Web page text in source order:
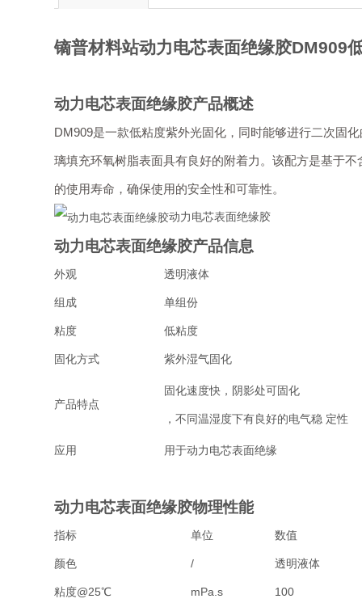
镝普材料站动力电芯表面绝缘胶DM909
动力电芯表面绝缘胶产品概述
DM909是一款低粘度紫外光固化，同时能够进行二次固
璃填充环氧树脂表面具有良好的附着力。该配方是基于
的使用寿命，确保使用的安全性和可靠性。
动力电芯表面绝缘胶
动力电芯表面绝缘胶产品信息
外观 透明液体
组成 单组份
粘度 低粘度
固化方式 紫外湿气固化
产品特点
固化速度快，阴影处可固化
，不同温湿度下有良好的电气稳 定性
应用 用于动力电芯表面绝缘
动力电芯表面绝缘胶物理性能
指标 单位 数值
颜色 / 透明液体
粘度@25℃ mPa.s 100